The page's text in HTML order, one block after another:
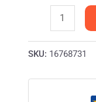
SKU: 16768731